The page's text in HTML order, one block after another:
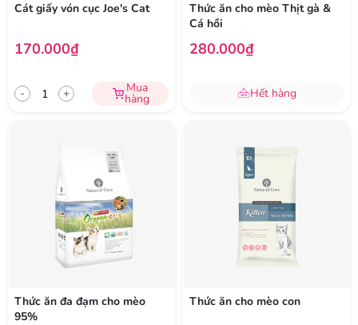
Cát giấy vón cục Joe's Cat
170.000₫
- + Mua
hàng
Thức ăn cho mèo Thịt gà &
Cá hồi
280.000₫
Hết hàng
Thức ăn đa đạm cho mèo
95%
Thức ăn cho mèo con